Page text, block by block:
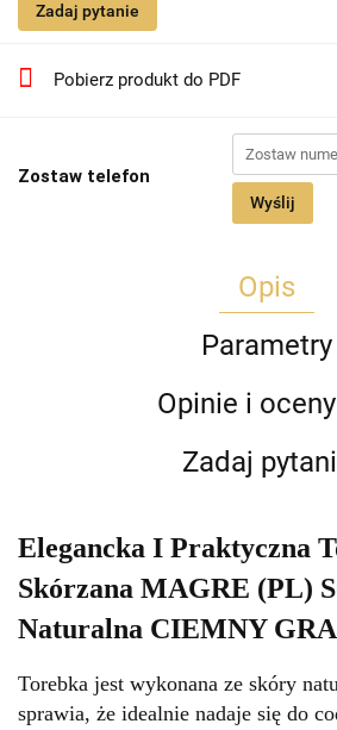
Zadaj pytanie
Pobierz produkt do PDF
Zostaw telefon
Wyślij
Opis
Parametry
Opinie i
Zadaj
Elegancka I Praktyczna
Skórzana MAGRE (PL)
Naturalna CIEMNY
Torebka jest wykonana ze skóry
sprawia, że idealnie nadaje się do